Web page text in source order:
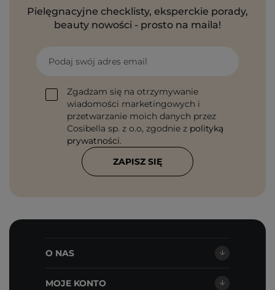
Pielęgnacyjne checklisty, eksperckie porady,
beauty nowości - prosto na maila!
Podaj swój adres email
Zgadzam się na otrzymywanie
wiadomości marketingowych i
przetwarzanie moich danych przez
Cosibella sp. z o.o, zgodnie z polityką
prywatności.
ZAPISZ SIĘ
O NAS
MOJE KONTO